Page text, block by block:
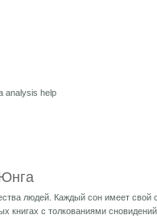
analysis help
людей. Каждый сон имеет свой
книгах с толкованиями